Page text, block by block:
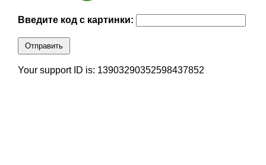
Введите код с картинки:
Отправить
Your support ID is: 13903290352598437852